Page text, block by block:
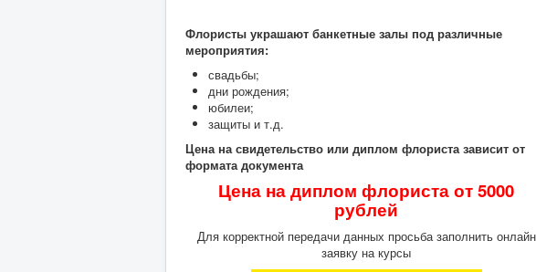
Флористы украшают банкетные залы под различные
мероприятия:
свадьбы;
дни рождения;
юбилеи;
защиты и т.д.
Цена на свидетельство или диплом флориста зависит от
формата документа
Цена на диплом флориста от 5000
рублей
Для корректной передачи данных просьба заполнить онлайн
заявку на курсы